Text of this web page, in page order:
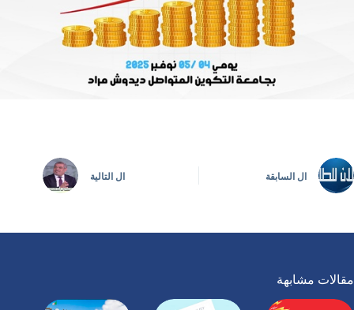
ال السابقة ال التالية
مقالات مشابهة